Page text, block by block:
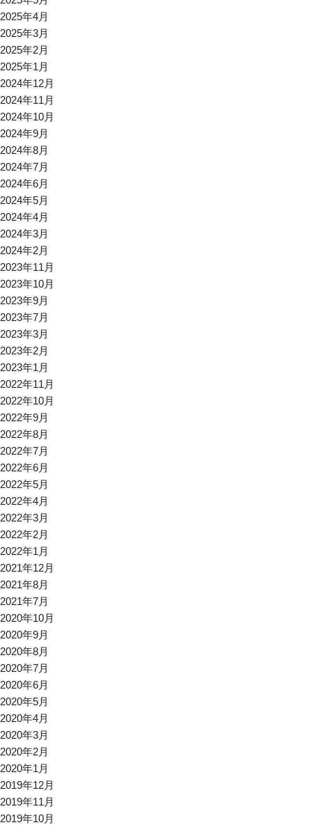
2025年4月
2025年3月
2025年2月
2025年1月
2024年12月
2024年11月
2024年10月
2024年9月
2024年8月
2024年7月
2024年6月
2024年5月
2024年4月
2024年3月
2024年2月
2023年11月
2023年10月
2023年9月
2023年7月
2023年3月
2023年2月
2023年1月
2022年11月
2022年10月
2022年9月
2022年8月
2022年7月
2022年6月
2022年5月
2022年4月
2022年3月
2022年2月
2022年1月
2021年12月
2021年8月
2021年7月
2020年10月
2020年9月
2020年8月
2020年7月
2020年6月
2020年5月
2020年4月
2020年3月
2020年2月
2020年1月
2019年12月
2019年11月
2019年10月